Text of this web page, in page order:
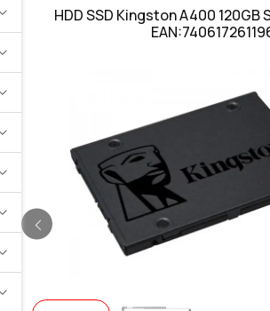
HDD SSD Kingston A400 120GB